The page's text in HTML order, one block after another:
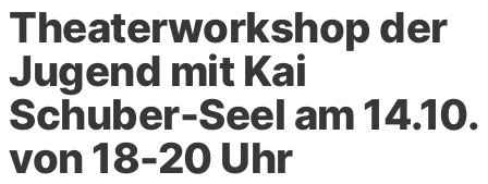
Theaterworkshop der
Jugend mit Kai
Schuber-Seel am 14.10.
von 18-20 Uhr